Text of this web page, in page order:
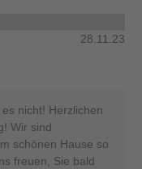
28.11.23
nicht! Herzlichen
Wir sind
schönen Hause so
freuen, Sie bald